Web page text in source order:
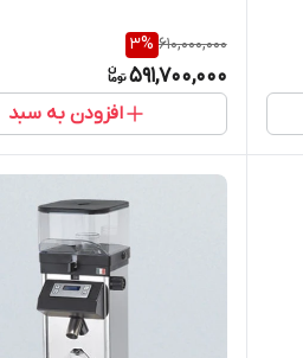
610,000,000
3%
591,700,000
افزودن به سبد